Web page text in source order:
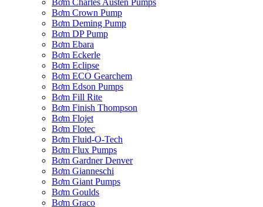
Bơm Charles Austen Pumps
Bơm Crown Pump
Bơm Deming Pump
Bơm DP Pump
Bơm Ebara
Bơm Eckerle
Bơm Eclipse
Bơm ECO Gearchem
Bơm Edson Pumps
Bơm Fill Rite
Bơm Finish Thompson
Bơm Flojet
Bơm Flotec
Bơm Fluid-O-Tech
Bơm Flux Pumps
Bơm Gardner Denver
Bơm Gianneschi
Bơm Giant Pumps
Bơm Goulds
Bơm Graco